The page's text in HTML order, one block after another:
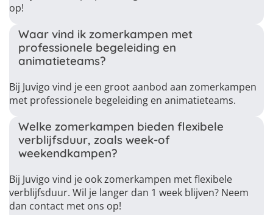
op!
Waar vind ik zomerkampen met
professionele begeleiding en
animatieteams?
Bij Juvigo vind je een groot aanbod aan zomerkampen
met professionele begeleiding en animatieteams.
Welke zomerkampen bieden flexibele
verblijfsduur, zoals week-of
weekendkampen?
Bij Juvigo vind je ook zomerkampen met flexibele
verblijfsduur. Wil je langer dan 1 week blijven? Neem
dan contact met ons op!